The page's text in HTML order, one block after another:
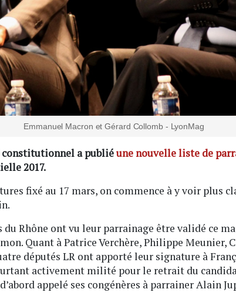
Emmanuel Macron et Gérard Collomb - LyonMag
constitutionnel a publiéune nouvelle liste de
2017.
fixé au 17 mars, on commence à y voir plus
Rhône ont vu leur parrainage être validé ce
Quant à Patrice Verchère, Philippe Meunier,
députés LR ont apporté leur signature à
activement milité pour le retrait du
appelé ses congénères à parrainer Alain